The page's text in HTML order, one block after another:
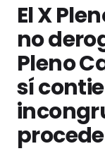
El X
no
Pleno
sí